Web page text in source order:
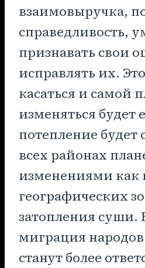
взаимовыручка,
справедливость,
признавать свои
исправлять их.
касаться и самой
изменяться будет
потепление будет
всех районах
изменениями как
географических
затопления суши.
миграция
станут более